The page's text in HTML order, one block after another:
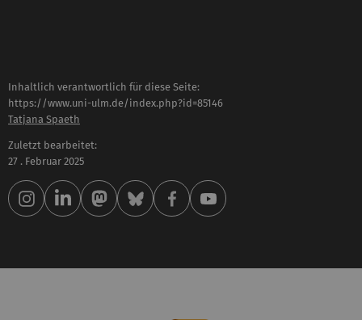
Inhaltlich verantwortlich für diese Seite:
https://www.uni-ulm.de/index.php?id=85146
Tatjana Spaeth
Zuletzt bearbeitet:
27 . Februar 2025